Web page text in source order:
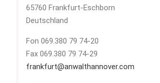
65760 Frankfurt-Eschborn
Deutschland
Fon 069.380 79 74-20
Fax 069.380 79 74-29
frankfurt@anwalthannover.com